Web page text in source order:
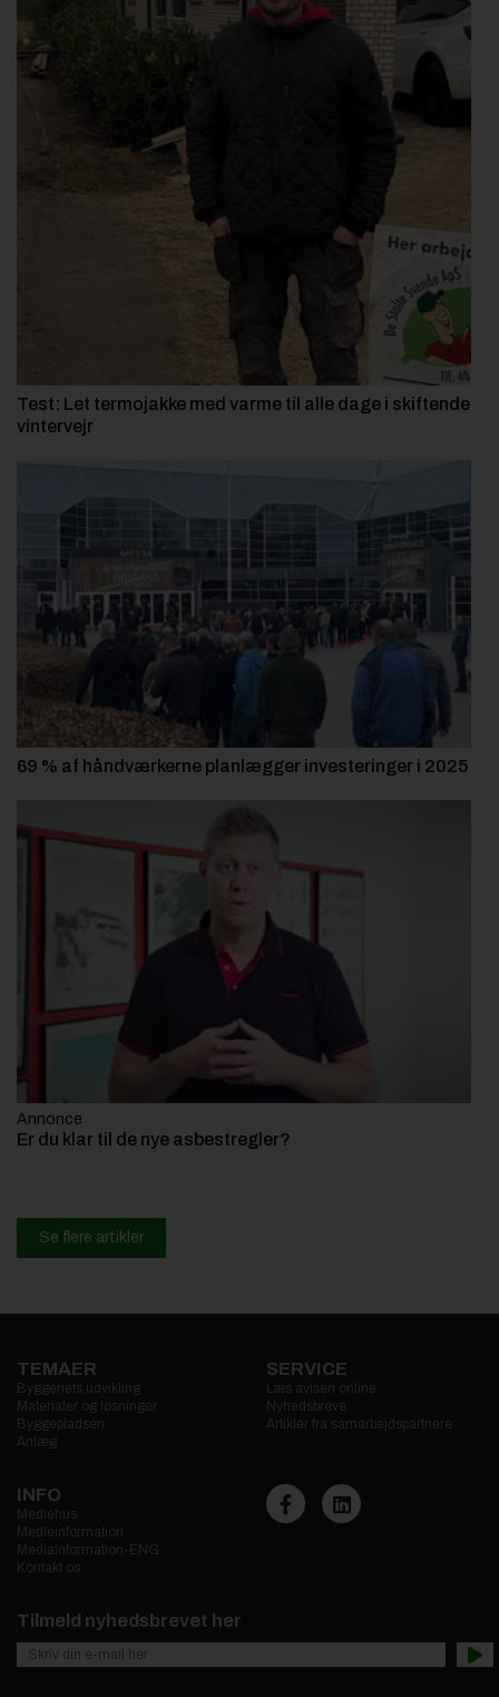
Test: Let termojakke med varme til alle dage i skiftende
vintervejr
69 % af håndværkerne planlægger investeringer i 2025
Annonce
Er du klar til de nye asbestregler?
Se flere artikler
TEMAER
Byggeriets udvikling
Materialer og løsninger
Byggepladsen
Anlæg
SERVICE
Læs avisen online
Nyhedsbreve
Artikler fra samarbejdspartnere
INFO
Mediehus
Medieinformation
Mediainformation-ENG
Kontakt os
Tilmeld nyhedsbrevet her